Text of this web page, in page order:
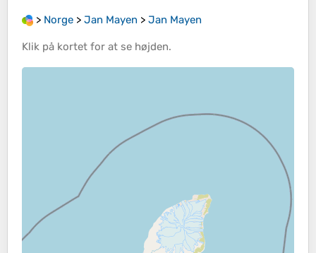
> Norge > Jan Mayen > Jan Mayen
Klik på kortet for at se højden.